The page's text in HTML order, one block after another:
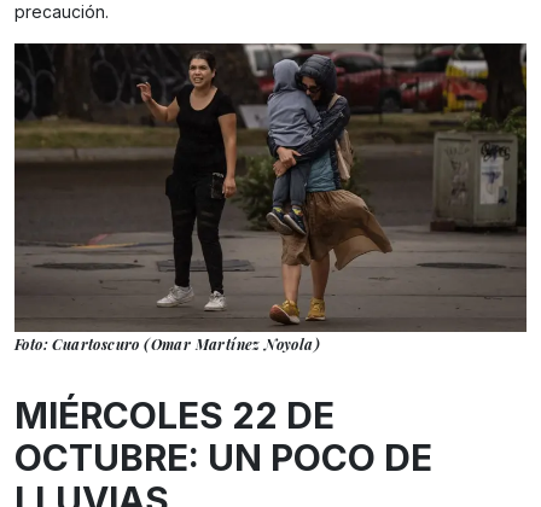
precaución.
Foto: Cuartoscuro (Omar Martínez Noyola)
MIÉRCOLES 22 DE
OCTUBRE: UN POCO DE